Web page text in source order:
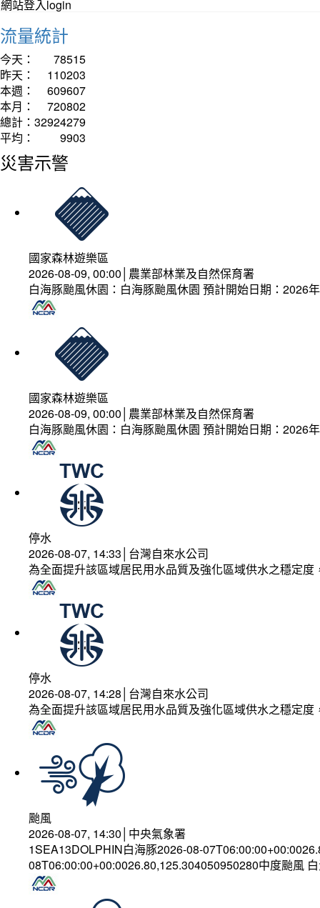
網站登入login
流量統計
今天：
78515
昨天：
110203
本週：
609607
本月：
720802
總計： 32924279
平均：
9903
災害示警
國家森林遊樂區
2026-08-09, 00:00│農業部林業及自然保育署
白海豚颱風休園：白海豚颱風休園 預計開始日期：2026
國家森林遊樂區
2026-08-09, 00:00│農業部林業及自然保育署
白海豚颱風休園：白海豚颱風休園 預計開始日期：2026
停水
2026-08-07, 14:33│台灣自來水公司
為全面提升該區域居民用水品質及強化區域供水之穩定
停水
2026-08-07, 14:28│台灣自來水公司
為全面提升該區域居民用水品質及強化區域供水之穩定
颱風
2026-08-07, 14:30│中央氣象署
1SEA13DOLPHIN白海豚2026-08-
08T06:00:00+00:0026.80,125.304050950280中度颱風